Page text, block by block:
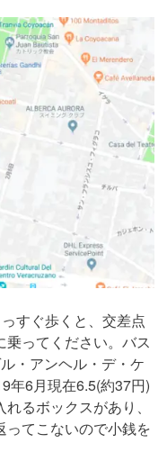
すぐ歩くと、交差点
ってください。バス
・アンヘル・デ・ケ
年6月現在6.5(約37円)
るボックスがあり、
ってこないので小銭を